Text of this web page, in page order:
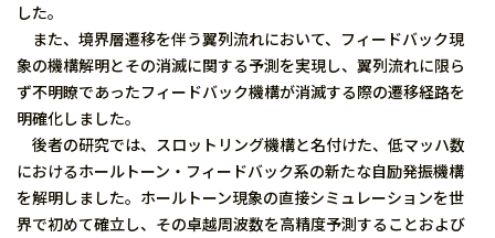
した。
また、境界層遷移を伴う翼列流れにおいて、フィードバック現
象の機構解明とその消滅に関する予測を実現し、翼列流れに限ら
ず不明瞭であったフィードバック機構が消滅する際の遷移経路を
明確化しました。
後者の研究では、スロットリング機構と名付けた、低マッハ数
におけるホールトーン・フィードバック系の新たな自励発振機構
を解明しました。ホールトーン現象の直接シミュレーションを世
界で初めて確立し、その卓越周波数を高精度予測することおよび